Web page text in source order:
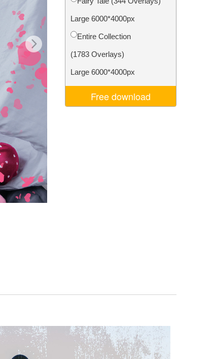
Large 6000*4000px
Entire Collection
(1783 Overlays)
Large 6000*4000px
Free download